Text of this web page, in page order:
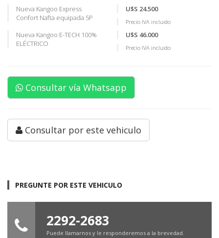
Nueva Kangoo Express
Confort Nafta equipada 5P
U$S 24.500
Precio IVA incluido
Nueva Kangoo E-TECH 100%
ELÉCTRICO
U$S 46.000
Precio IVA incluido
Consultar vía Whatsapp
Consultar por este vehiculo
PREGUNTE POR ESTE VEHICULO
2292-2683
Puede llamarnos y le responderemos a la brevedad.